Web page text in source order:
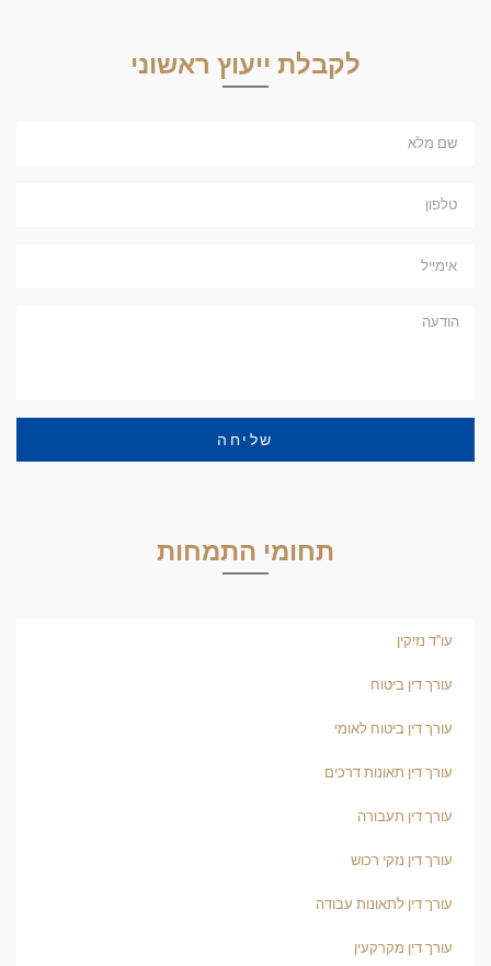
לקבלת ייעוץ ראשוני
שליחה
תחומי התמחות
עו"ד נזיקין
עורך דין ביטוח
עורך דין ביטוח לאומי
עורך דין תאונות דרכים
עורך דין תעבורה
עורך דין נזקי רכוש
עורך דין לתאונות עבודה
עורך דין מקרקעין